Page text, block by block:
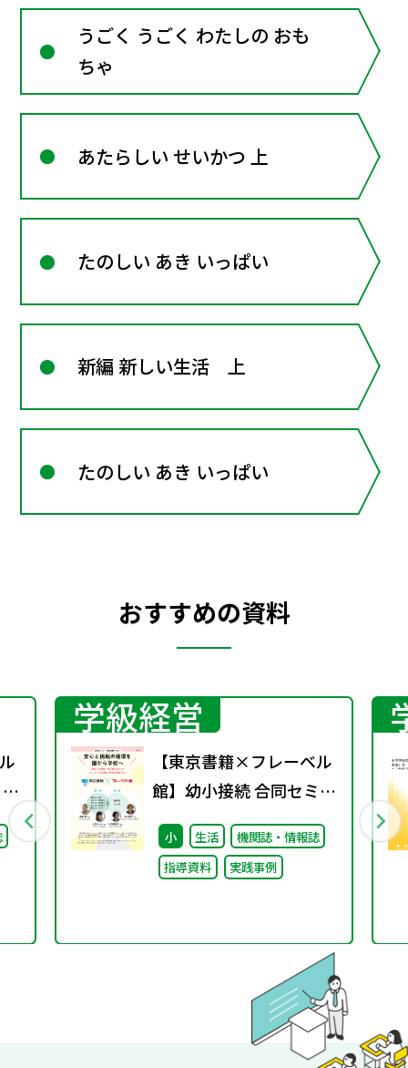
うごく うごく わたしの おも
ちゃ
あたらしい せいかつ 上
たのしい あき いっぱい
新編 新しい生活 上
たのしい あき いっぱい
おすすめの資料
学級経営
【東京書籍×フレーベル
館】幼小接続 合同セミナ
ー報告資料Vol.1
小 生活
機関誌・情報誌
指導資料
実践事例